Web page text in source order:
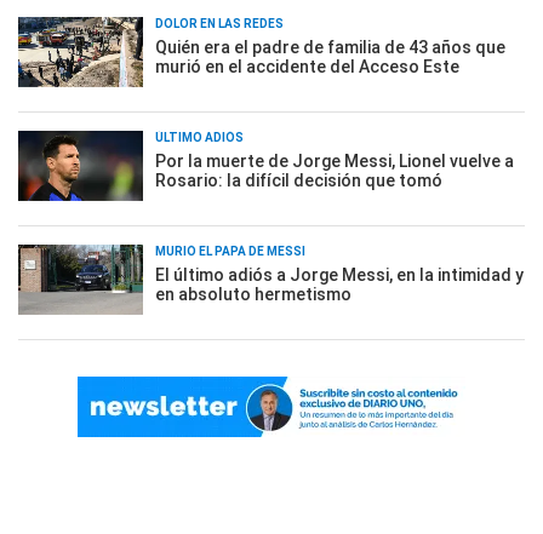
DOLOR EN LAS REDES
Quién era el padre de familia de 43 años que
murió en el accidente del Acceso Este
ÚLTIMO ADIÓS
Por la muerte de Jorge Messi, Lionel vuelve a
Rosario: la difícil decisión que tomó
MURIÓ EL PAPÁ DE MESSI
El último adiós a Jorge Messi, en la intimidad y
en absoluto hermetismo